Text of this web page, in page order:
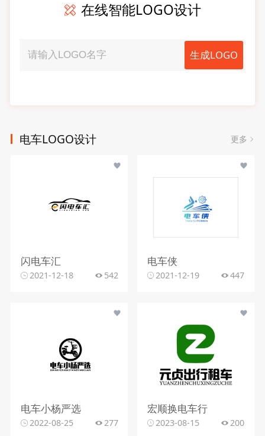
在线智能LOGO设计
生成LOGO
电车LOGO设计 更多
闪电车汇
2021-12-18 542
电车侠
2021-12-19 447
电车小杨严选
2022-08-25 277
宏顺换电车行
2023-08-15 200